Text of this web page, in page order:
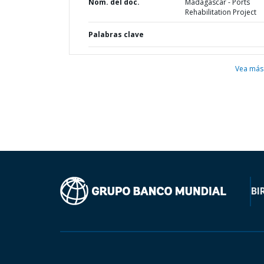
Nom. del doc.
Madagascar - Ports
Rehabilitation Project
Palabras clave
Vea más